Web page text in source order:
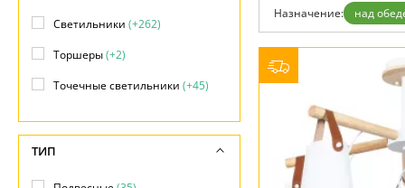
Доставка и оплата
Гарантия
Возврат
Отзывы
Установка
Бренды
Контакты
Назначение: над
Светильники (+262)
Торшеры(+2)
Точечные светильники (+45)
ТИП